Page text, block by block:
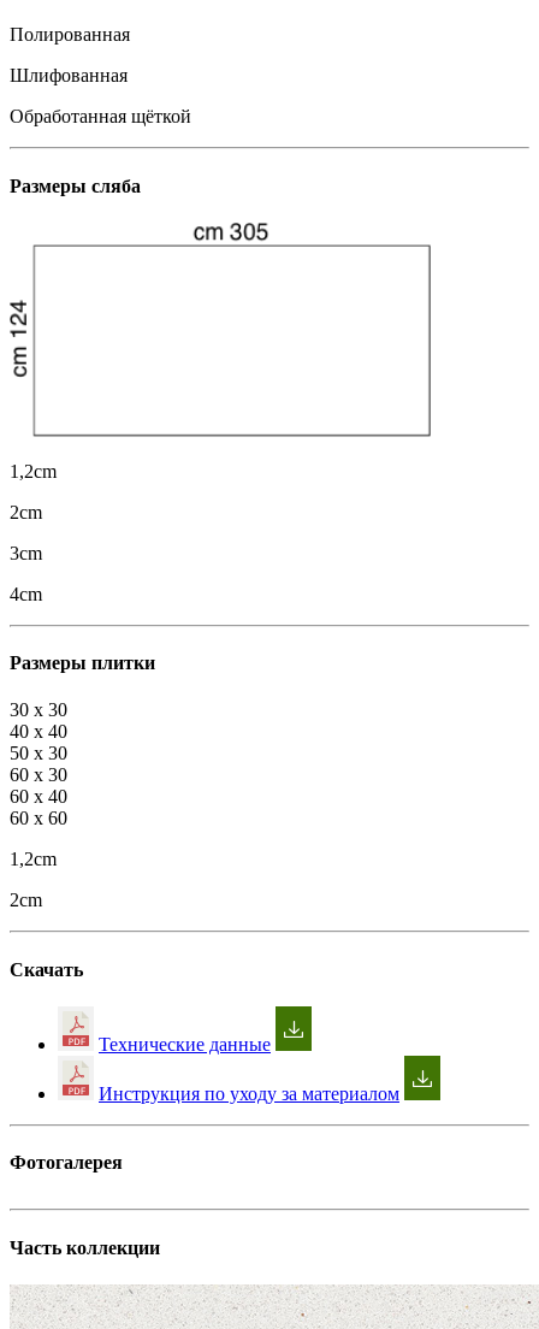
Полированная
Шлифованная
Обработанная щёткой
Размеры сляба
1,2cm
2cm
3cm
4cm
Размеры плитки
30 x 30
40 x 40
50 x 30
60 x 30
60 x 40
60 x 60
1,2cm
2cm
Скачать
Технические данные
Инструкция по уходу за материалом
Фотогалерея
Часть коллекции